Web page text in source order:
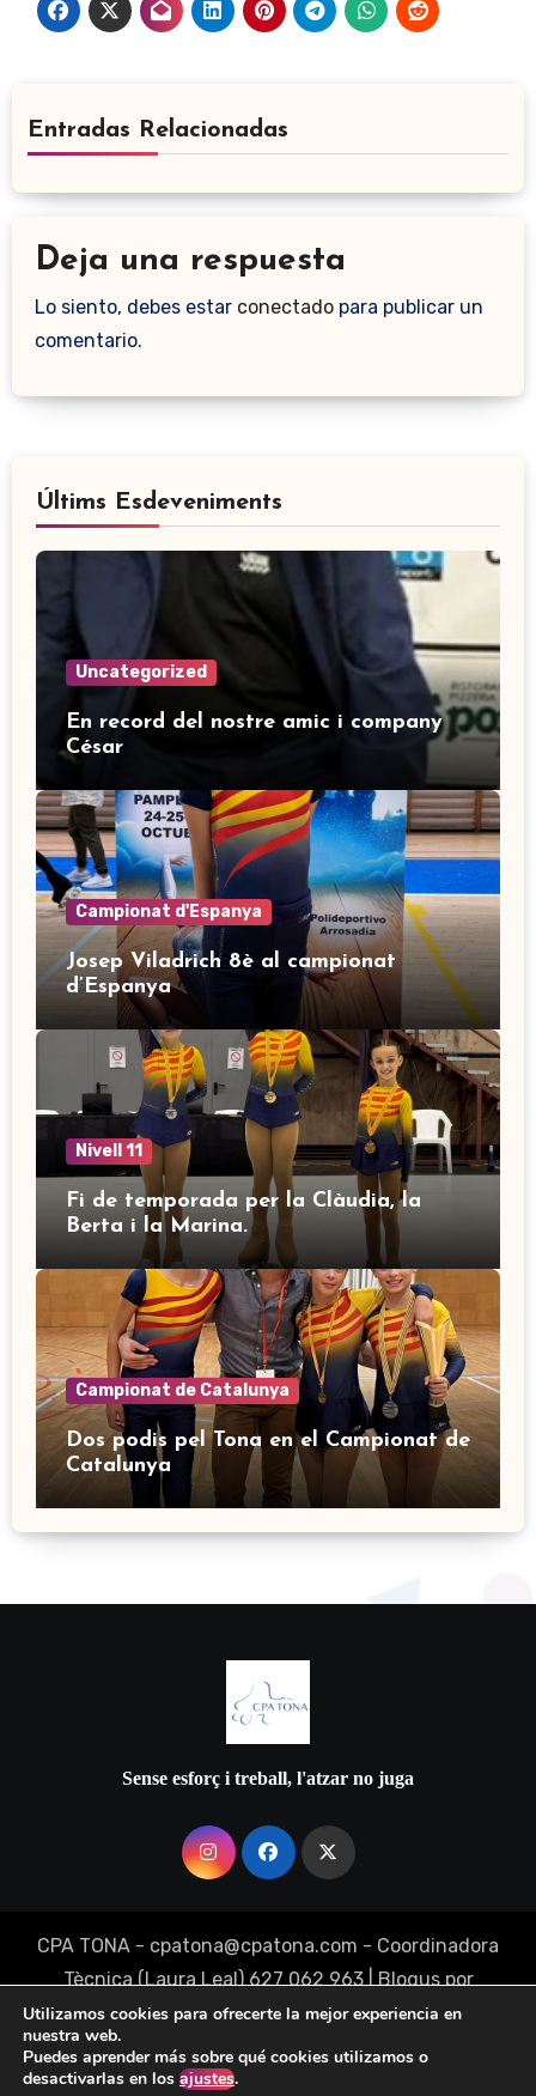
Entradas Relacionadas
Deja una respuesta
Lo siento, debes estar conectado para publicar un
comentario.
Últims Esdeveniments
Uncategorized
En record del nostre amic i company
César
Campionat d'Espanya
Josep Viladrich 8è al campionat
d’Espanya
Nivell 11
Fi de temporada per la Clàudia, la
Berta i la Marina.
Campionat de Catalunya
Dos podis pel Tona en el Campionat de
Catalunya
Sense esforç i treball, l'atzar no juga
CPA TONA - cpatona@cpatona.com - Coordinadora
Tècnica (Laura Leal) 627 062 963|Bloguspor
Themeansar.
Utilizamos cookies para ofrecerte la mejor experiencia en
nuestra web.
Puedes aprender más sobre qué cookies utilizamos o
desactivarlas en los ajustes.